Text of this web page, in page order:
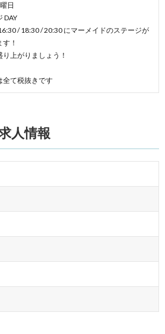
日
DAY
/ 18:30 / 20:30 にマーメイドのステージが
！
り上がりましょう！
て税抜きです
人情報